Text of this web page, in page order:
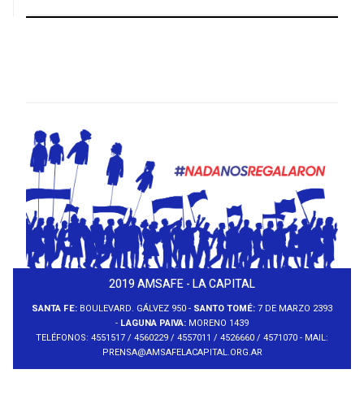
2019 AMSAFE - LA CAPITAL
SANTA FE: BOULEVARD. GÁLVEZ 950 - SANTO TOMÉ:7 DE MARZO 2393
- LAGUNA PAIVA: MORENO 1439
TELÉFONOS: 4551517 / 4560229 / 4557011 / 4526660 / 4571070 - MAIL:
PRENSA@AMSAFELACAPITAL.ORG.AR